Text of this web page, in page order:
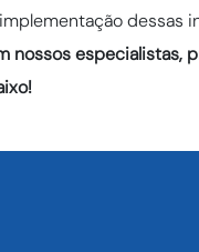
dessas
nossos especialistas,